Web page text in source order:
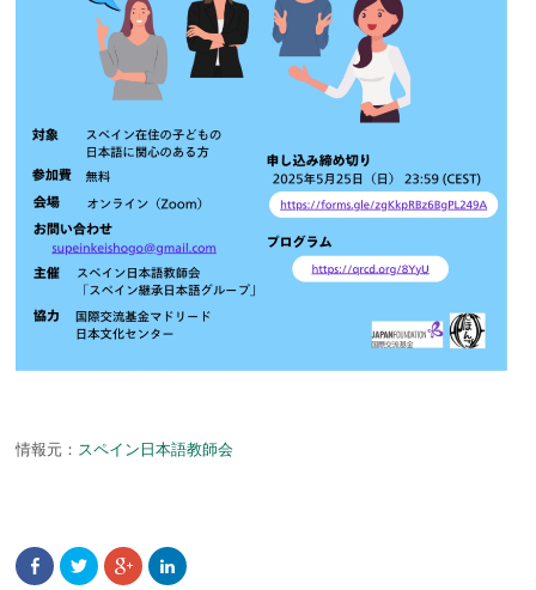
情報元： スペイン日本語教師会